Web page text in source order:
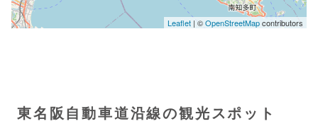
東名阪自動車道沿線の観光スポット